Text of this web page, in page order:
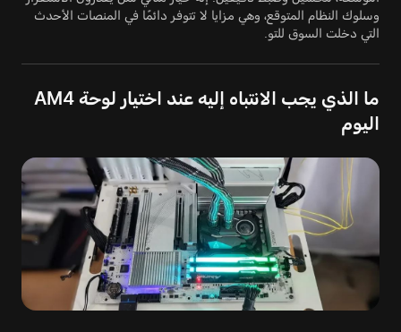
وسلوك النظام المتوقع، وهي مزايا لا تتوفر دائمًا في المنصات الأحدث
التي دخلت السوق للتو.
ما الذي يجب الانتباه إليه عند اختيار لوحة AM4
اليوم